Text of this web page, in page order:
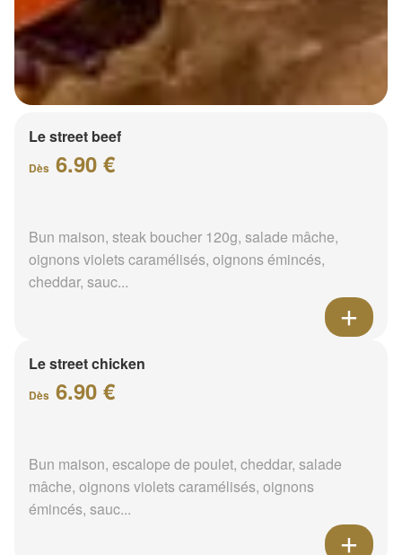
Le street beef
Dès 6.90 €
Bun maison, steak boucher 120g, salade mâche,
oignons violets caramélisés, oignons émincés,
cheddar, sauc...
Le street chicken
Dès 6.90 €
Bun maison, escalope de poulet, cheddar, salade
mâche, oignons violets caramélisés, oignons
émincés, sauc...